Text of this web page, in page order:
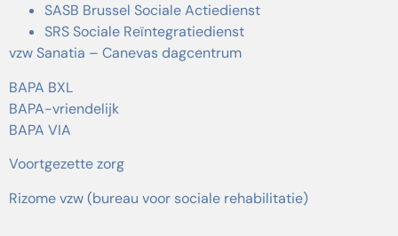
SASB Brussel Sociale Actiedienst
SRS Sociale Reïntegratiedienst
vzw Sanatia – Canevas dagcentrum
BAPA BXL
BAPA-vriendelijk
BAPA VIA
Voortgezette zorg
Rizome vzw (bureau voor sociale rehabilitatie)